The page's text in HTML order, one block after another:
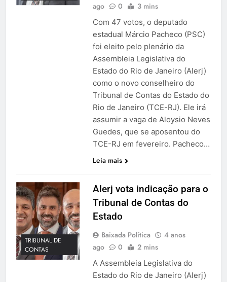
ago
0 3 mins
Com 47 votos, o deputado
estadual Márcio Pacheco (PSC)
foi eleito pelo plenário da
Assembleia Legislativa do
Estado do Rio de Janeiro (Alerj)
como o novo conselheiro do
Tribunal de Contas do Estado do
Rio de Janeiro (TCE-RJ). Ele irá
assumir a vaga de Aloysio Neves
Guedes, que se aposentou do
TCE-RJ em fevereiro. Pacheco…
Leia mais
TRIBUNAL DE
CONTAS
Alerj vota indicação para o
Tribunal de Contas do
Estado
Baixada Política
4 anos
ago
0 2 mins
A Assembleia Legislativa do
Estado do Rio de Janeiro (Alerj)